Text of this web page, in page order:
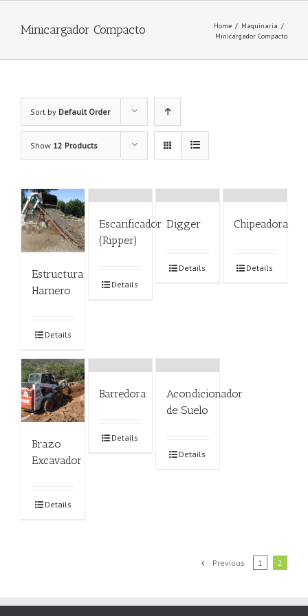
Minicargador Compacto Home / Maquinaria /
Minicargador Compacto
Sort by Default Order
Show 12 Products
Estructura
Harnero
Details
Escarificador
(Ripper)
Details
Digger
Details
Chipeadora
Details
Brazo
Excavador
Details
Barredora
Details
Acondicionador
de Suelo
Details
Previous 1 2